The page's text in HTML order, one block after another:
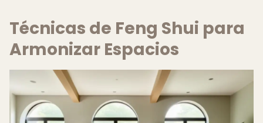
Técnicas de Feng Shui para
Armonizar Espacios